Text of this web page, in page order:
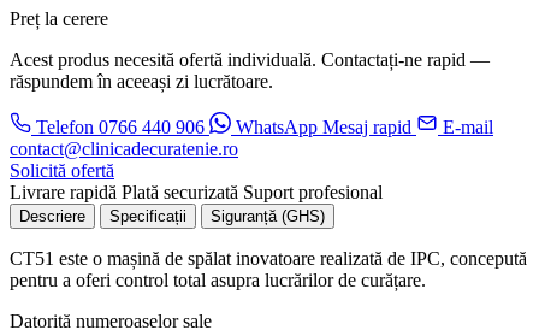
Preț la cerere
Acest produs necesită ofertă individuală. Contactați-ne rapid —
răspundem în aceeași zi lucrătoare.
Telefon 0766 440 906 WhatsApp Mesaj rapid
E-mail
contact@clinicadecuratenie.ro
Solicită ofertă
Livrare rapidă Plată securizată Suport profesional
Descriere Specificații Siguranță (GHS)
CT51 este o mașină de spălat inovatoare realizată de IPC, concepută
pentru a oferi control total asupra lucrărilor de curățare.
Datorită numeroaselor sale